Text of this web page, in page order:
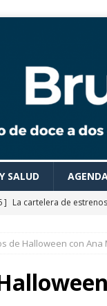
SALUD
] La cartelera de
] Los colaboradores de
para disfrutar
de Halloween con Ana